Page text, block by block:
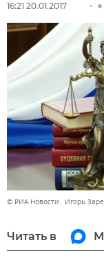
16:21 20.01.2017
© РИА Новости . Игорь
Читать в